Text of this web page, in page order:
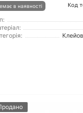
в наявності Код